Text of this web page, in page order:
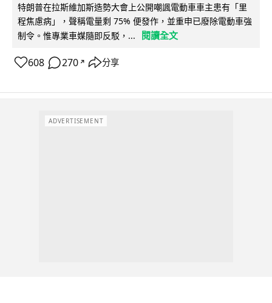
特朗普在拉斯維加斯造勢大會上公開嘲諷電動車車主患有「里
程焦慮病」，聲稱電量剩 75% 便發作，並重申已廢除電動車強
制令。惟專業車媒隨即反駁，...
閱讀全文
608 270 ↗ 分享
ADVERTISEMENT